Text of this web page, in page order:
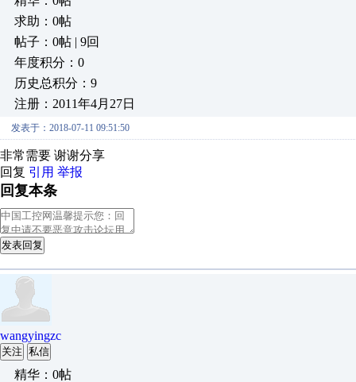
求助：0帖
帖子：0帖 | 9回
年度积分：0
历史总积分：9
注册：2011年4月27日
发表于：2018-07-11 09:51:50
非常需要 谢谢分享
回复 引用 举报
回复本条
发表回复
wangyingzc
关注 私信
精华：0帖